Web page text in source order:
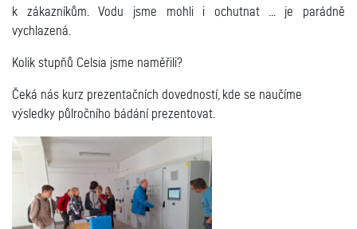
k zákazníkům. Vodu jsme mohli i ochutnat ... je parádně
vychlazená.
Kolik stupňů Celsia jsme naměřili?
Čeká nás kurz prezentačních dovedností, kde se naučíme
výsledky půlročního bádání prezentovat.